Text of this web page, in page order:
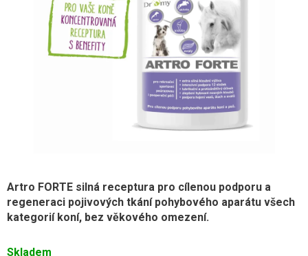
Skladem
Artro FORTE silná receptura pro cílenou podporu a
regeneraci pojivových tkání pohybového aparátu všech
kategorií koní, bez věkového omezení.